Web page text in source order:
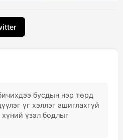
бусдын нэр төрд
үг хэллэг ашиглахгүй
үзэл бодлыг